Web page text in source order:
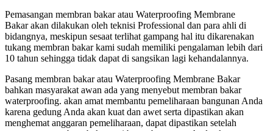
Pemasangan membran bakar atau Waterproofing Membrane
Bakar akan dilakukan oleh teknisi Professional dan para ahli di
bidangnya, meskipun sesaat terlihat gampang hal itu dikarenakan
tukang membran bakar kami sudah memiliki pengalaman lebih dari
10 tahun sehingga tidak dapat di sangsikan lagi kehandalannya.
Pasang membran bakar atau Waterproofing Membrane Bakar
bahkan masyarakat awan ada yang menyebut membran bakar
waterproofing. akan amat membantu pemeliharaan bangunan Anda
karena gedung Anda akan kuat dan awet serta dipastikan akan
menghemat anggaran pemeliharaan, dapat dipastikan setelah